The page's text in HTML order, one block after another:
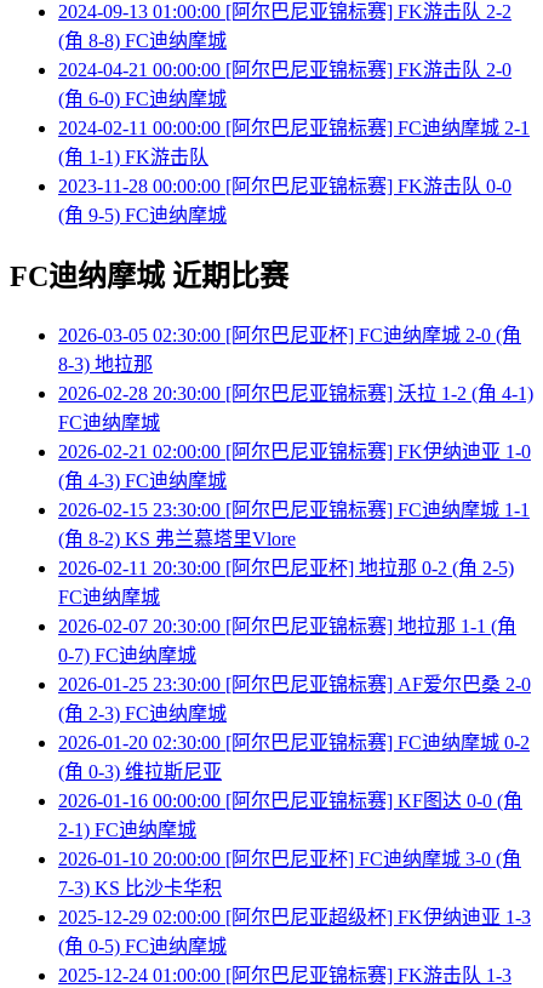
2024-09-13 01:00:00 [阿尔巴尼亚锦标赛] FK游击队 2-2
(角 8-8) FC迪纳摩城
2024-04-21 00:00:00 [阿尔巴尼亚锦标赛] FK游击队 2-0
(角 6-0) FC迪纳摩城
2024-02-11 00:00:00 [阿尔巴尼亚锦标赛] FC迪纳摩城 2-1
(角 1-1) FK游击队
2023-11-28 00:00:00 [阿尔巴尼亚锦标赛] FK游击队 0-0
(角 9-5) FC迪纳摩城
FC迪纳摩城 近期比赛
2026-03-05 02:30:00 [阿尔巴尼亚杯] FC迪纳摩城 2-0 (角
8-3) 地拉那
2026-02-28 20:30:00 [阿尔巴尼亚锦标赛] 沃拉 1-2 (角 4-1)
FC迪纳摩城
2026-02-21 02:00:00 [阿尔巴尼亚锦标赛] FK伊纳迪亚 1-0
(角 4-3) FC迪纳摩城
2026-02-15 23:30:00 [阿尔巴尼亚锦标赛] FC迪纳摩城 1-1
(角 8-2) KS 弗兰慕塔里Vlore
2026-02-11 20:30:00 [阿尔巴尼亚杯] 地拉那 0-2 (角 2-5)
FC迪纳摩城
2026-02-07 20:30:00 [阿尔巴尼亚锦标赛] 地拉那 1-1 (角
0-7) FC迪纳摩城
2026-01-25 23:30:00 [阿尔巴尼亚锦标赛] AF爱尔巴桑 2-0
(角 2-3) FC迪纳摩城
2026-01-20 02:30:00 [阿尔巴尼亚锦标赛] FC迪纳摩城 0-2
(角 0-3) 维拉斯尼亚
2026-01-16 00:00:00 [阿尔巴尼亚锦标赛] KF图达 0-0 (角
2-1) FC迪纳摩城
2026-01-10 20:00:00 [阿尔巴尼亚杯] FC迪纳摩城 3-0 (角
7-3) KS 比沙卡华积
2025-12-29 02:00:00 [阿尔巴尼亚超级杯] FK伊纳迪亚 1-3
(角 0-5) FC迪纳摩城
2025-12-24 01:00:00 [阿尔巴尼亚锦标赛] FK游击队 1-3